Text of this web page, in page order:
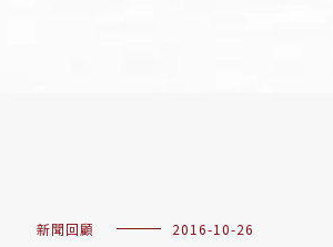
新聞回顧 2016-10-26